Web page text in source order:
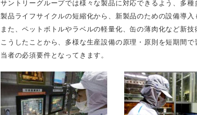
サントリーグループでは様々な製品に対応できるよう、多
製品ライフサイクルの短縮化から、新製品のための設備導入
また、ペットボトルやラベルの軽量化、缶の薄肉化など新技
こうしたことから、多様な生産設備の原理・原則を短期間
当者の必須要件となってきます。